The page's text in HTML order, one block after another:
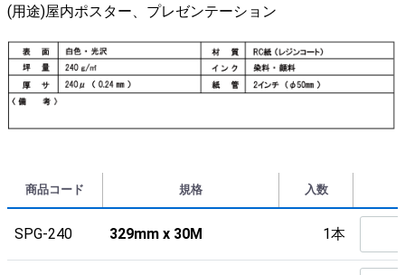
(用途)屋内ポスター、プレゼンテーション
商品コード 規格 入数
SPG-240 329mm x 30M 1本